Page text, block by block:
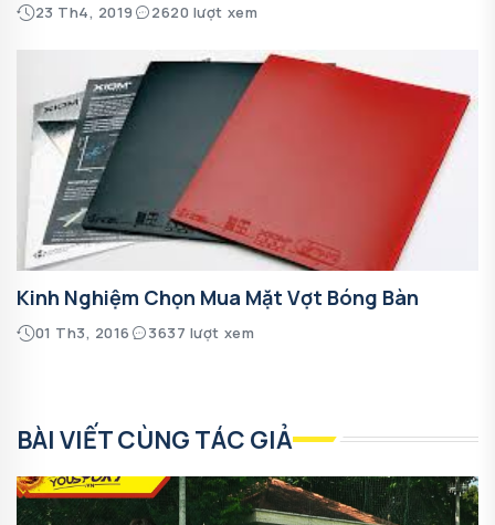
23 Th4, 2019 2620 lượt xem
Kinh Nghiệm Chọn Mua Mặt Vợt Bóng Bàn
01 Th3, 2016 3637 lượt xem
BÀI VIẾT CÙNG TÁC GIẢ